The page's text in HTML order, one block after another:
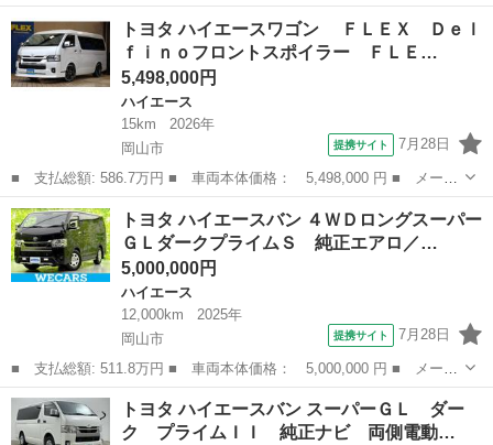
名： トヨタ ■ 車種名： ハイエースバン ■ グレード名： Ｅ
ＴＣ バックカメラ キーレスエントリー ドライブレコーダー オ
ートライト...
山口 下松市 ハイエース
トヨタ ハイエースワゴン ＦＬＥＸ Ｄｅｌ
ｆｉｎｏフロントスポイラー ＦＬＥ…
5,498,000円
ハイエース
15km
2026年
岡山市
提携サイト 7月28日
■ 支払総額: 586.7万円 ■ 車両本体価格： 5,498,000 円 ■ メーカ
ー名： トヨタ ■ 車種名： ハイエースワゴン ■ グレード
名： ＦＬＥＸ Ｄｅｌｆｉｎｏフロントスポイラー ＦＬＥＸ
Ｄｅｌｆｉｎｏ...
岡山 岡山市 ハイエース
トヨタ ハイエースバン ４ＷＤロングスーパー
ＧＬダークプライムＳ 純正エアロ／…
5,000,000円
ハイエース
12,000km
2025年
岡山市
提携サイト 7月28日
■ 支払総額: 511.8万円 ■ 車両本体価格： 5,000,000 円 ■ メーカ
ー名： トヨタ ■ 車種名： ハイエースバン ■ グレード名： ４
ＷＤロングスーパーＧＬダークプライムＳ 純正エアロ／保証書／社
外 １０...
岡山 岡山市 ハイエース
トヨタ ハイエースバン スーパーＧＬ ダー
ク プライムＩＩ 純正ナビ 両側電動…